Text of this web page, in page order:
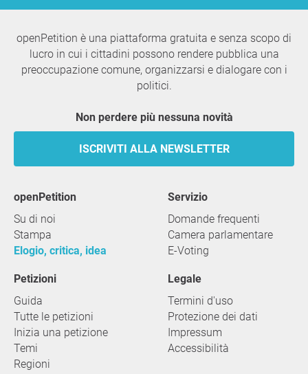
openPetition è una piattaforma gratuita e senza scopo di
lucro in cui i cittadini possono rendere pubblica una
preoccupazione comune, organizzarsi e dialogare con i
politici.
Non perdere più nessuna novità
ISCRIVITI ALLA NEWSLETTER
openPetition
Su di noi
Stampa
Elogio, critica, idea
servizio
Domande frequenti
Camera parlamentare
E-Voting
Petizioni
Guida
Tutte le petizioni
Inizia una petizione
Temi
Regioni
Legale
Termini d'uso
Protezione dei dati
Impressum
Accessibilità